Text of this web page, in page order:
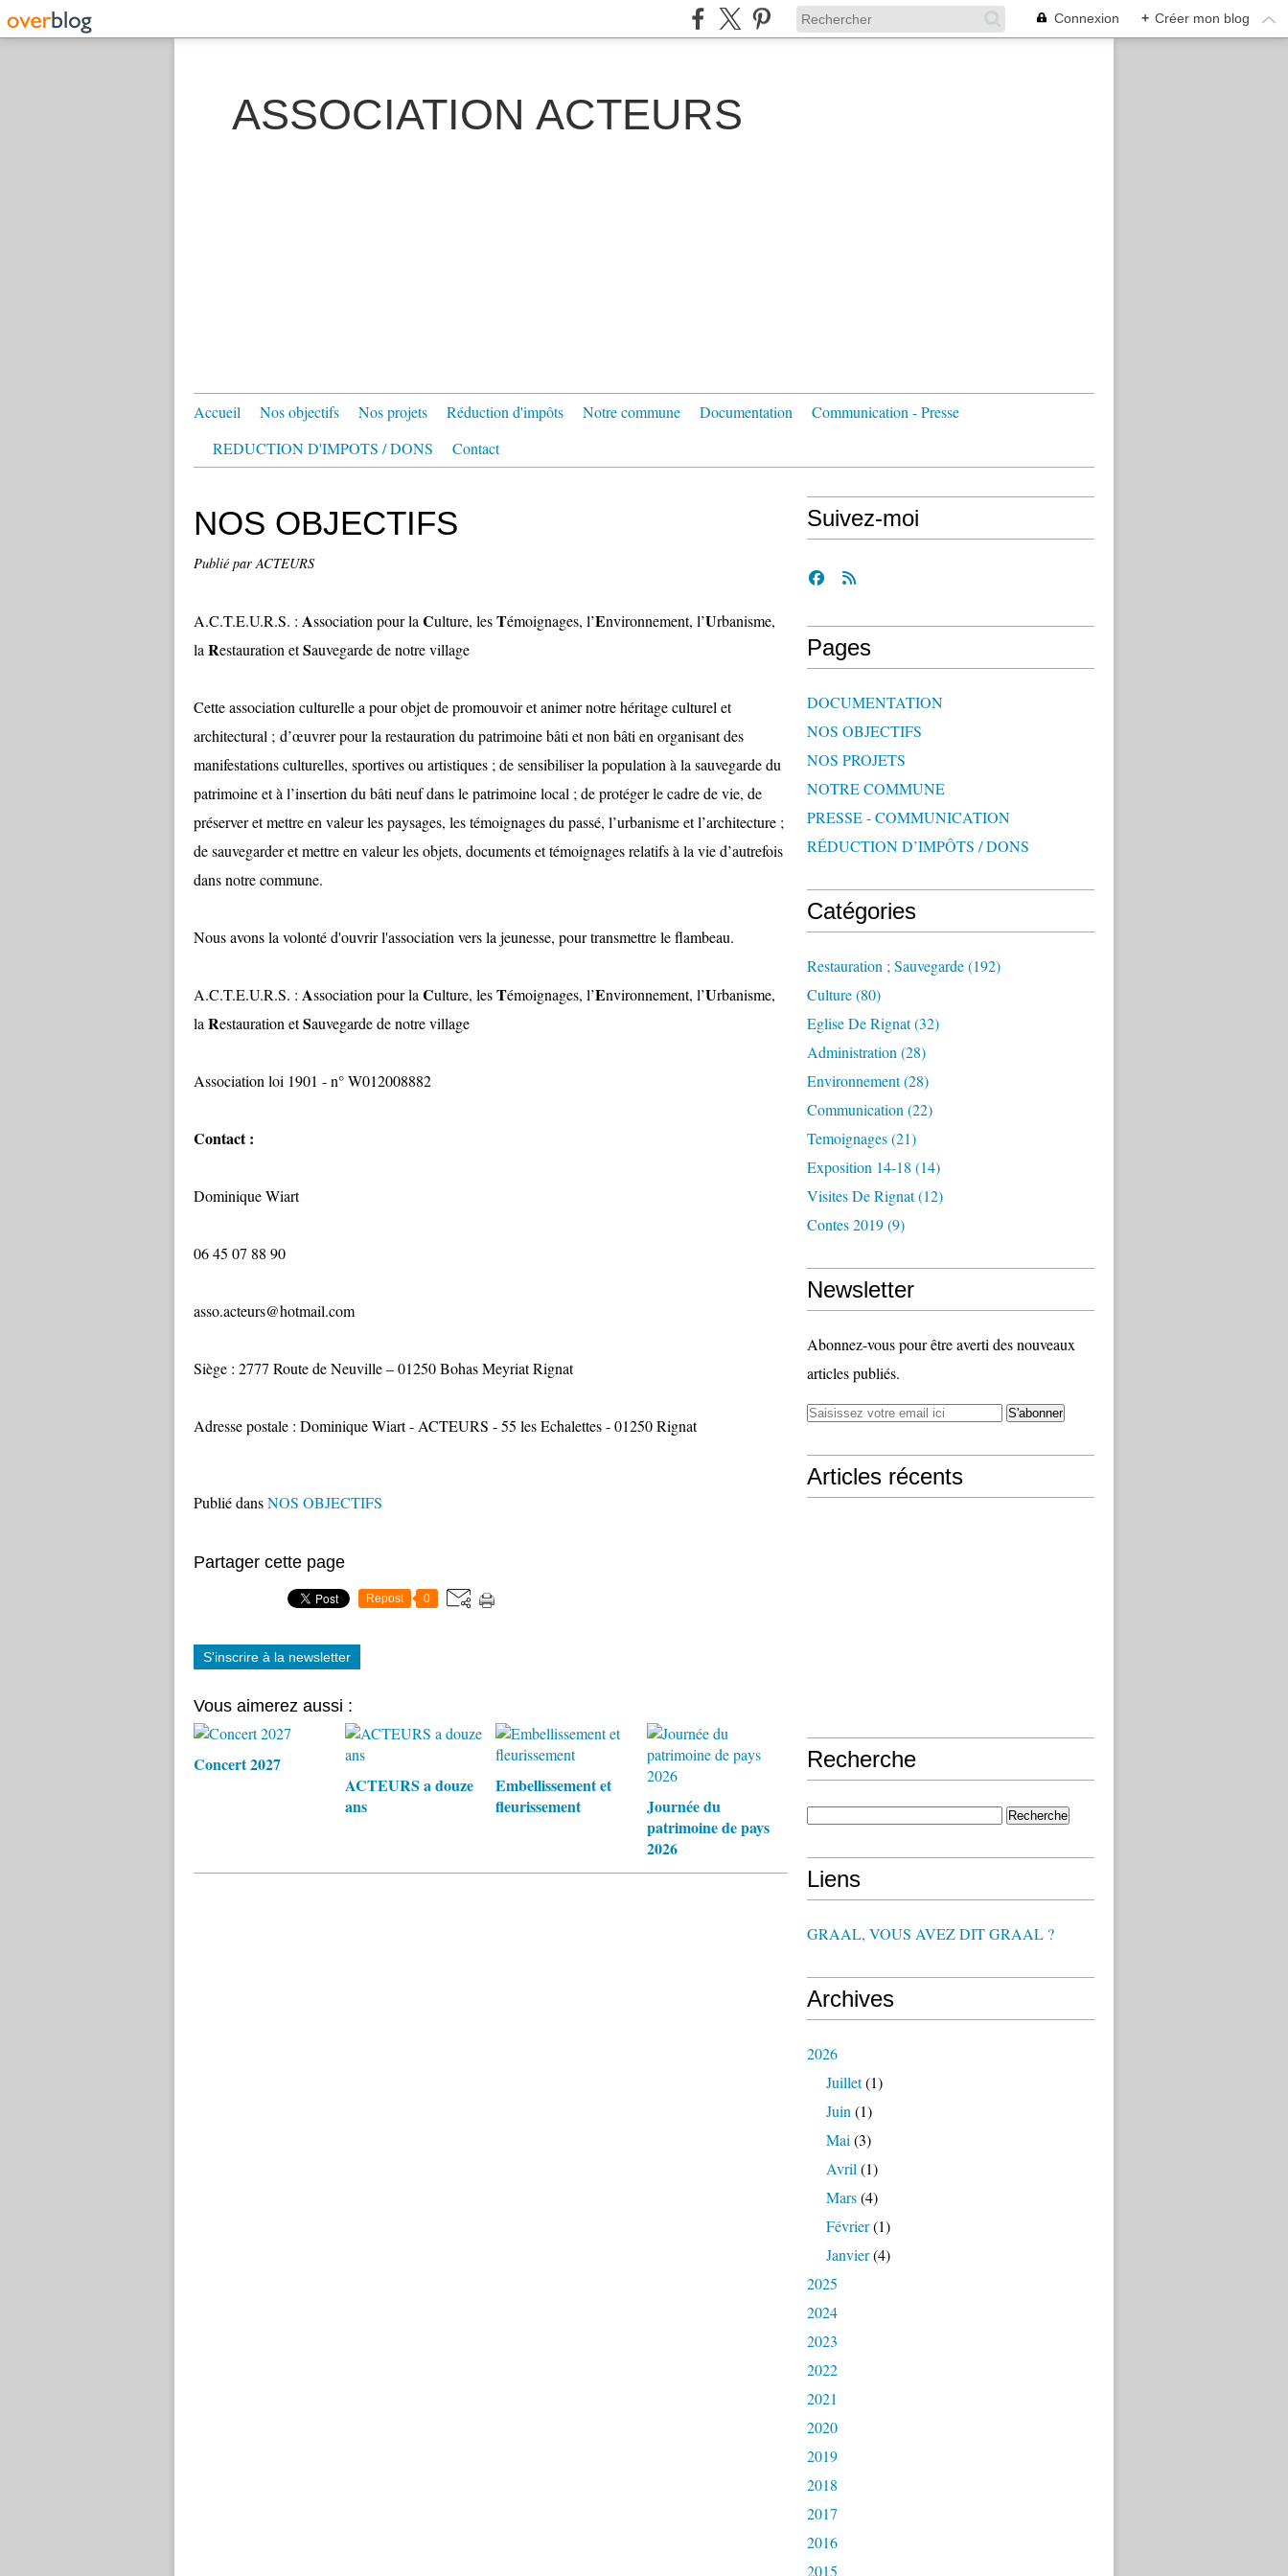
Connexion + Créer mon blog
ASSOCIATION ACTEURS
Accueil Nos objectifs Nos projets Réduction d'impôts Notre commune Documentation
Communication - Presse
REDUCTION D'IMPOTS / DONS
Contact
NOS OBJECTIFS
Publié par ACTEURS
A.C.T.E.U.R.S. : Association pour la Culture, lesTémoignages, l’Environnement, l’Urbanisme,
la Restauration etSauvegarde de notre village
Cette association culturelle a pour objet de promouvoir et animer notre héritage culturel et
architectural ; d’œuvrer pour la restauration du patrimoine bâti et non bâti en organisant des
manifestations culturelles, sportives ou artistiques ; de sensibiliser la population à la sauvegarde du
patrimoine et à l’insertion du bâti neuf dans le patrimoine local ; de protéger le cadre de vie, de
préserver et mettre en valeur les paysages, les témoignages du passé, l’urbanisme et l’architecture ;
de sauvegarder et mettre en valeur les objets, documents et témoignages relatifs à la vie d’autrefois
dans notre commune.
Nous avons la volonté d'ouvrir l'association vers la jeunesse, pour transmettre le flambeau.
A.C.T.E.U.R.S. : Association pour la Culture, lesTémoignages, l’Environnement, l’Urbanisme,
la Restauration etSauvegarde de notre village
Association loi 1901 - n° W012008882
Contact :
Dominique Wiart
06 45 07 88 90
asso.acteurs@hotmail.com
Siège : 2777 Route de Neuville – 01250 Bohas Meyriat Rignat
Adresse postale : Dominique Wiart - ACTEURS - 55 les Echalettes - 01250 Rignat
Publié dansNOS OBJECTIFS
Partager cette page
Repost 0
S'inscrire à la newsletter
Vous aimerez aussi :
Concert 2027
ACTEURS a douze
ans
Embellissement et
fleurissement
Journée du
patrimoine de pays
2026
Suivez-moi
Pages
DOCUMENTATION
NOS OBJECTIFS
NOS PROJETS
NOTRE COMMUNE
PRESSE - COMMUNICATION
RÉDUCTION D’IMPÔTS / DONS
Catégories
Restauration ; Sauvegarde(192)
Culture(80)
Eglise De Rignat(32)
Administration (28)
Environnement(28)
Communication (22)
Temoignages(21)
Exposition 14-18 (14)
Visites De Rignat(12)
Contes 2019(9)
Newsletter
Abonnez-vous pour être averti des nouveaux
articles publiés.
Articles récents
Recherche
Liens
GRAAL, VOUS AVEZ DIT GRAAL ?
Archives
2026
Juillet(1)
Juin (1)
Mai (3)
Avril (1)
Mars(4)
Février(1)
Janvier(4)
2025
2024
2023
2022
2021
2020
2019
2018
2017
2016
2015